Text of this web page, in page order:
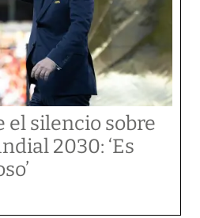
el silencio sobre
2030: ‘Es